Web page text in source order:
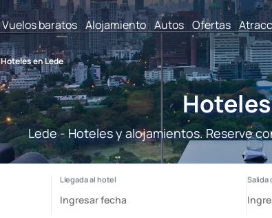
Vuelos baratos Alojamiento Autos Ofertas
Hoteles en Lede
Lede - Hoteles y alojamientos. Reserve